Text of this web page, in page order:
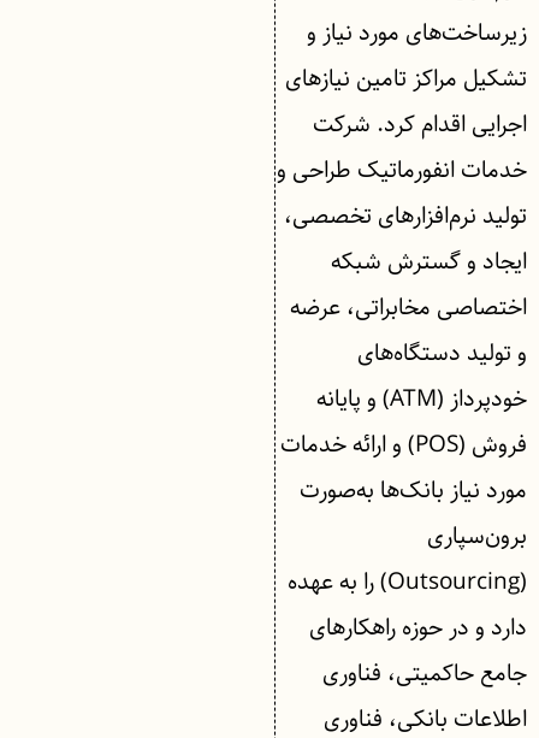
زیرساخت‌های مورد نیاز و
تشکیل مراکز تامین نیازهای
اجرایی اقدام کرد. شرکت
خدمات انفورماتیک طراحی و
تولید نرم‌افزارهای تخصصی،
ایجاد و گسترش شبکه
اختصاصی مخابراتی، عرضه
و تولید دستگاه‌های
خودپرداز (ATM) و پایانه
فروش (POS) و ارائه خدمات
مورد نیاز بانک‌ها به‌صورت
برون‌سپاری
(Outsourcing) را به عهده
دارد و در حوزه راهکارهای
جامع حاکمیتی، فناوری
اطلاعات بانکی، فناوری